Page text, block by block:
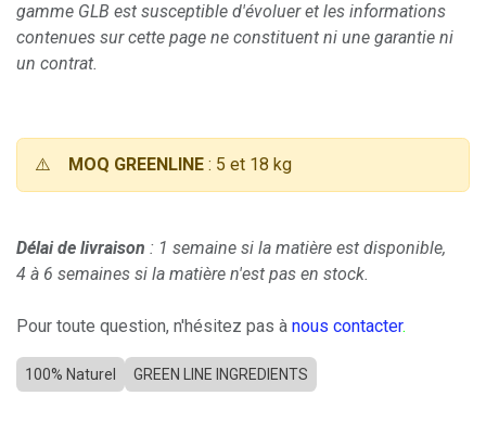
gamme GLB est susceptible d'évoluer et les informations
contenues sur cette page ne constituent ni une garantie ni
un contrat.
⚠️ MOQ GREENLINE : 5 et 18 kg
Délai de livraison : 1 semaine si la matière est disponible,
4 à 6 semaines si la matière n'est pas en stock.
Pour toute question, n'hésitez pas à nous contacter.
100% Naturel GREEN LINE INGREDIENTS